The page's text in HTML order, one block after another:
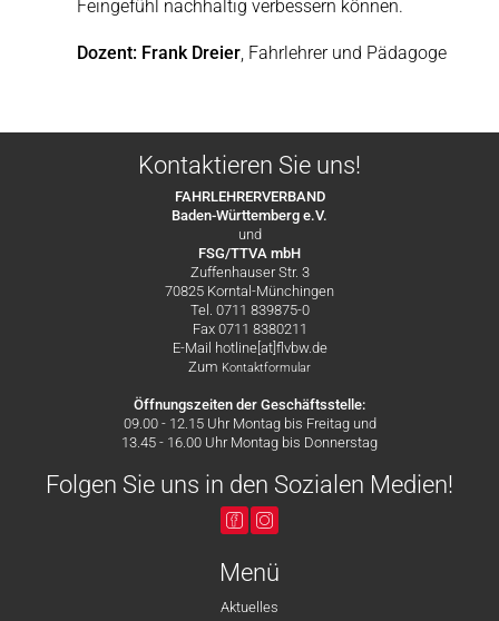
Feingefühl nachhaltig verbessern können.
Dozent: Frank Dreier, Fahrlehrer und Pädagoge
Kontaktieren Sie uns!
FAHRLEHRERVERBAND
Baden-Württemberg e.V.
und
FSG/TTVA mbH
Zuffenhauser Str. 3
70825 Korntal-Münchingen
Tel. 0711 839875-0
Fax 0711 8380211
E-Mail hotline[at]flvbw.de
Zum Kontaktformular
Öffnungszeiten der Geschäftsstelle:
09.00 - 12.15 Uhr Montag bis Freitag und
13.45 - 16.00 Uhr Montag bis Donnerstag
Folgen Sie uns in den Sozialen Medien!
Menü
Aktuelles